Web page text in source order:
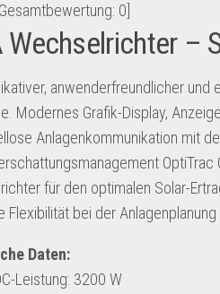
Gesamtbewertung: 0
Wechselrichter –
anwenderfreundlicher
Modernes Grafik-Display,
Anlagenkommunikation mit
für den optimalen Solar-
Flexibilität bei der
Daten:
Leistung: 3200 W